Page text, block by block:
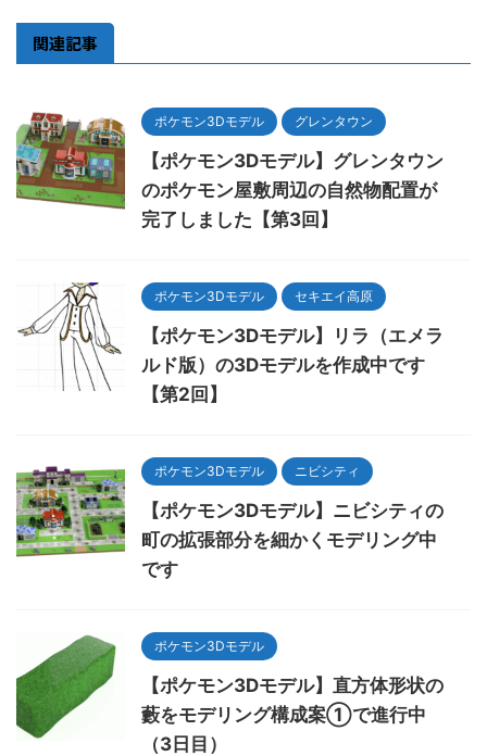
関連記事
ポケモン3Dモデル グレンタウン
【ポケモン3Dモデル】グレンタウン
のポケモン屋敷周辺の自然物配置が
完了しました【第3回】
ポケモン3Dモデル セキエイ高原
【ポケモン3Dモデル】リラ（エメラ
ルド版）の3Dモデルを作成中です
【第2回】
ポケモン3Dモデル ニビシティ
【ポケモン3Dモデル】ニビシティの
町の拡張部分を細かくモデリング中
です
ポケモン3Dモデル
【ポケモン3Dモデル】直方体形状の
藪をモデリング構成案①で進行中
（3日目）